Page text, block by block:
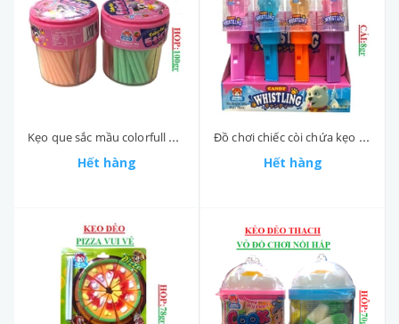
Kẹo que sắc mầu colorfull Yummy delight hộp 100gr
Hết hàng
Đồ chơi chiếc còi chứa kẹo mút hình gấu whistling Yummy delight cái 8gr
Hết hàng